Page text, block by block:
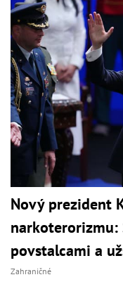
Nový prezident
povstalcami a
Zahraničné